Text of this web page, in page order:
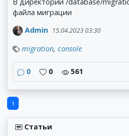
файла миграции
Admin 15.04.2023 03:30
migration,console
0 0 561
1
Статьи